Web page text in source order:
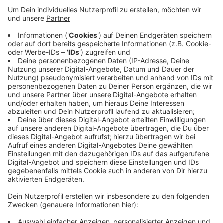
Die Hunde sollen bei der Flächensuche, Mantrailing und
auch bei der Wasserortung zum Einsatz kommen und
werden deshalb gezielt auf die Einsatzprüfungen der
DLRG vorbereitet. Die ehrenamtlichen Mitglieder sind
vor allem in den Kernbereichen Katastrophenschutz,
örtliche Gefahrenabwehr sowie bei Sanitätseinsätzen
und Ausbildungen tätig.
Anzeige